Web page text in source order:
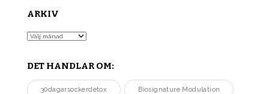
ARKIV
Arkiv
DET HANDLAR OM:
30dagarsockerdetox Biosignature Modulation